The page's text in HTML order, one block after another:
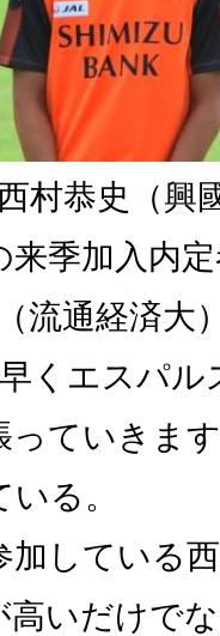
村恭史（興
来季加入内
流通経済大
くエスパ
っていきま
る。
している
高いだけで